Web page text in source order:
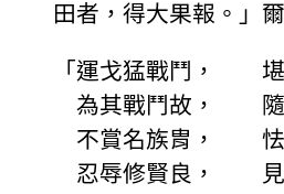
田者，得大果報。」
「運戈猛戰鬥， 堪
為其戰鬥故， 隨
不賞名族胄， 怯
忍辱修賢良， 見